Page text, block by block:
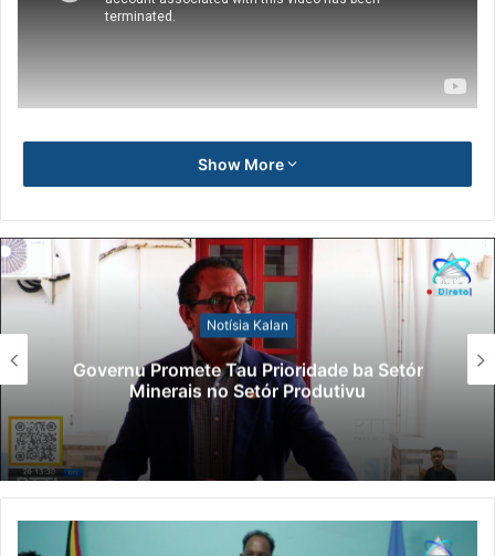
Show More
Notísia Kalan
Governu Promete Tau Prioridade ba Setór
Minerais no Setór Produtivu